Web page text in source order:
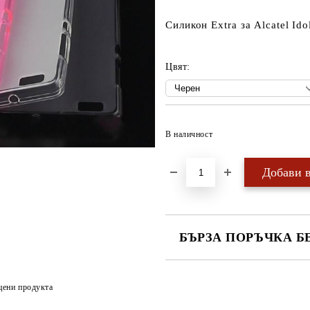
Силикон Extra за Alcatel
Цвят:
В наличност
БЪРЗА ПОРЪЧКА
продукта